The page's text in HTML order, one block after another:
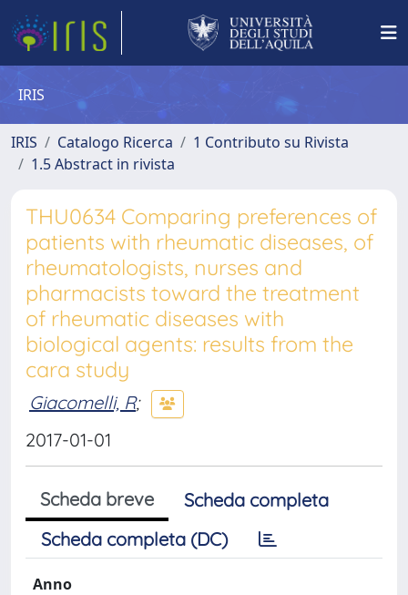
IRIS
IRIS Catalogo Ricerca
1 Contributo su Rivista
1.5 Abstract in rivista
THU0634 Comparing preferences of
patients with rheumatic diseases, of
rheumatologists, nurses and
pharmacists toward the treatment
of rheumatic diseases with
biological agents: results from the
cara study
Giacomelli, R;
2017-01-01
Scheda breve
Scheda completa
Scheda completa (DC)
Anno